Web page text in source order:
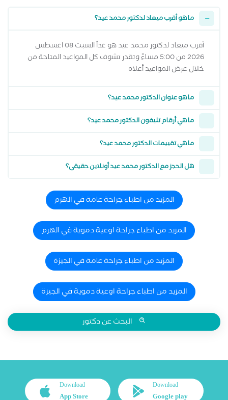
ما هو أقرب ميعاد لدكتور محمد عيد؟
أقرب ميعاد لدكتور محمد عيد هو غداً السبت 08 اغسطس
2026 من 5:00 مساءً وتقدر تشوف كل المواعيد المتاحة من
خلال عرض المواعيد أعلاه
ما هو عنوان الدكتور محمد عيد؟
ما هي أرقام تليفون الدكتور محمد عيد؟
ما هي تقييمات الدكتور محمد عيد؟
هل الحجز مع الدكتور محمد عيد أونلاين حقيقي؟
المزيد من اطباء جراحة عامة في الهرم
المزيد من اطباء جراحة اوعية دموية في الهرم
المزيد من اطباء جراحة عامة في الجيزة
المزيد من اطباء جراحة اوعية دموية في الجيزة
البحث عن دكتور
Download
Google play
Download
App Store